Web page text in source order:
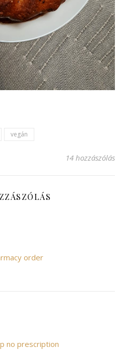
vegán
14 hozzászólás
order
no prescription